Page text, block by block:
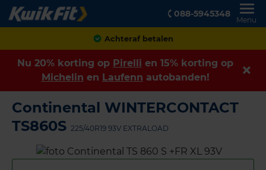
088-5945348
Menu
Achteraf betalen
Nu 20% korting op Pirelli en 15% korting op
Michelin en Laufenn autobanden!
Continental WINTERCONTACT
TS860S 225/40R19 93V EXTRALOAD